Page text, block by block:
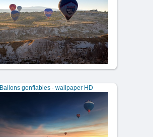
Ballons gonflables - wallpaper HD